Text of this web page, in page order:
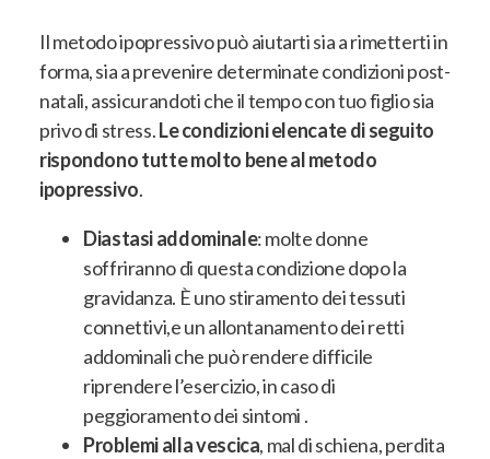
Il metodo ipopressivo può aiutarti sia a rimetterti in
forma, sia a prevenire determinate condizioni post-
natali, assicurandoti che il tempo con tuo figlio sia
privo di stress.Le condizioni elencate di seguito
rispondono tutte molto bene al metodo
ipopressivo.
Diastasi addominale: molte donne
soffriranno di questa condizione dopo la
gravidanza. È uno stiramento dei tessuti
connettivi,e un allontanamento dei retti
addominali che può rendere difficile
riprendere l’esercizio, in caso di
peggioramento dei sintomi .
Problemi alla vescica, mal di schiena, perdita